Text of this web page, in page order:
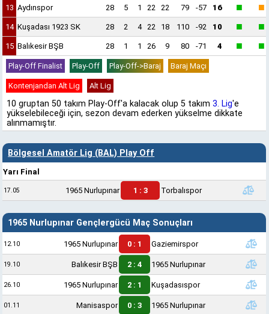
13 Aydınspor 28 5 1 22 22 79 -57 16 ■ ■
14 Kuşadası 1923 SK 28 2 4 22 18 110 -92 10 ■ ■
15 Balıkesir BŞB 28 1 1 26 9 80 -71 4 ■ ■
Play-Off Finalist Play-Off Play-Off->Baraj Baraj Maçı
Kontenjandan Alt Lig Alt Lig
10 gruptan 50 takım Play-Off'a kalacak olup 5 takım3. Lig'e
yükselebileceği için, sezon devam ederken yükselme dikkate
alınmamıştır.
Bölgesel Amatör Lig (BAL) Play Off
Yarı Final
17.05 1965 Nurlupınar 1 : 3 Torbalıspor
1965 Nurlupınar Gençlergücü Maç Sonuçları
12.10 1965 Nurlupınar 0 : 1 Gaziemirspor
19.10 Balıkesir BŞB 2 : 4 1965 Nurlupınar
26.10 1965 Nurlupınar 2 : 1 Kuşadasıspor
01.11 Manisaspor 0 : 3 1965 Nurlupınar